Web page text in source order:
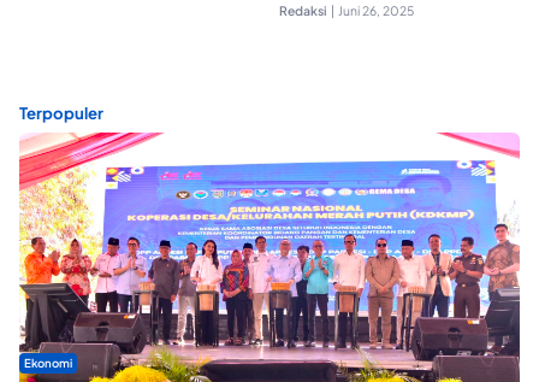
Redaksi | Juni 26, 2025
Terpopuler
Ekonomi